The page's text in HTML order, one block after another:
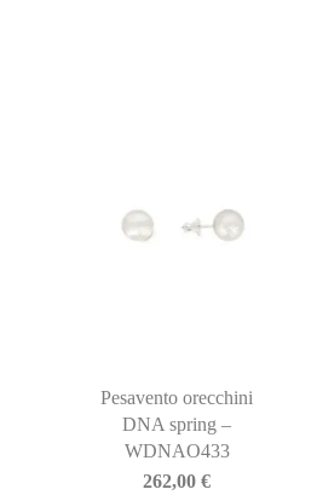
Pesavento orecchini
DNA spring –
WDNAO433
262,00€